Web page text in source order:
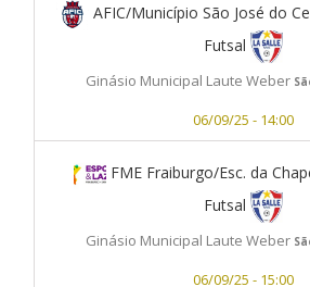
AFIC/Município São José do
Futsal
Ginásio Municipal Laute Weber
06/09/25 - 14:00
FME Fraiburgo/Esc. da
Futsal
Ginásio Municipal Laute Weber
06/09/25 - 15:00